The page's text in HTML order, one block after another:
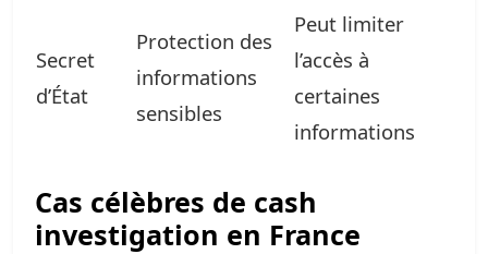
Secret
d’État
Protection des
informations
sensibles
Peut limiter
l’accès à
certaines
informations
Cas célèbres de cash
investigation en France